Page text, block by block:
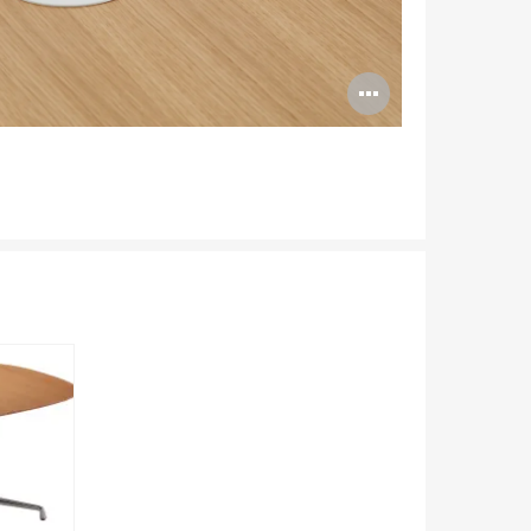
Abrir
imagen